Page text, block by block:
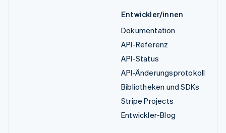
Entwickler/innen
Dokumentation
API-Referenz
API-Status
API-Änderungsprotokoll
Bibliotheken und SDKs
Stripe Projects
Entwickler-Blog